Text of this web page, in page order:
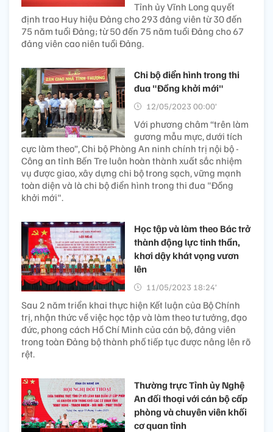
Tỉnh ủy Vĩnh Long quyết
định trao Huy hiệu Đảng cho 293 đảng viên từ 30 đến
75 năm tuổi Đảng; từ 50 đến 75 năm tuổi Đảng cho 67
đảng viên cao niên tuổi Đảng.
Chi bộ điển hình trong thi
đua "Đồng khởi mới"
12/05/2023 00:00’
Với phương châm “trên làm
gương mẫu mực, dưới tích
cực làm theo”, Chi bộ Phòng An ninh chính trị nội bộ -
Công an tỉnh Bến Tre luôn hoàn thành xuất sắc nhiệm
vụ được giao, xây dựng chi bộ trong sạch, vững mạnh
toàn diện và là chi bộ điển hình trong thi đua "Đồng
khởi mới".
Học tập và làm theo Bác trở
thành động lực tinh thần,
khơi dậy khát vọng vươn
lên
11/05/2023 18:24’
Sau 2 năm triển khai thực hiện Kết luận của Bộ Chính
trị, nhận thức về việc học tập và làm theo tư tưởng, đạo
đức, phong cách Hồ Chí Minh của cán bộ, đảng viên
trong toàn Đảng bộ thành phố tiếp tục được nâng lên rõ
rệt.
Thường trực Tỉnh ủy Nghệ
An đối thoại với cán bộ cấp
phòng và chuyên viên khối
cơ quan tỉnh